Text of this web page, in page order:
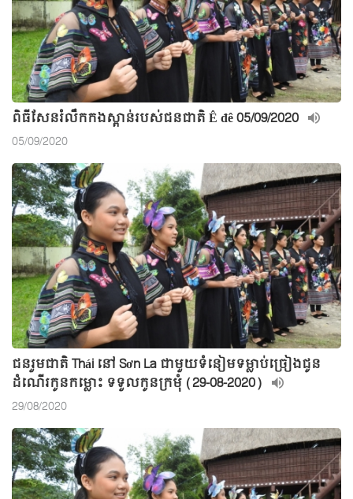
ពិធីសែនរំលឹកកងស្ពាន់របស់ជនជាតិ Ê đê 05/09/2020
05/09/2020
ជនរួមជាតិ Thái នៅ Sơn La ជាមួយទំនៀមទម្លាប់ច្រៀងជូន
ដំណើរកូនកម្លោះ ទទួលកូនក្រមុំ (29-08-2020)
29/08/2020